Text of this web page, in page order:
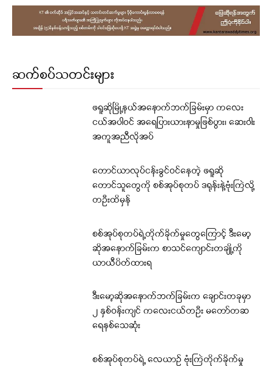
ဆက်စပ်သတင်းများ
ဖရူဆိုမြို့နယ်အနောက်ဘက်ခြမ်းမှာ ကလေး
ငယ်အပါဝင် အရေပြားယားနာမှုဖြစ်ပွား၊ ဆေးဝါး
အကူအညီလိုအပ်
တောင်ယာလုပ်ငန်းခွင်ဝင်နေတဲ့ ဖရူဆို
တောင်သူတွေကို စစ်အုပ်စုတပ် ဒရုန်းနဲ့ဗုံးကြဲလို့
တဦးထိမှန်
စစ်အုပ်စုတပ်ရဲ့တိုက်ခိုက်မှုတွေကြောင့် ဒီးမော့
ဆိုအနောက်ခြမ်းက စာသင်ကျောင်းတချို့ကို
ယာယီပိတ်ထားရ
ဒီးမော့ဆိုအနောက်ဘက်ခြမ်းက ချောင်းတခုမှာ
၂ နှစ်ဝန်းကျင် ကလေးငယ်တဦး မတော်တဆ
ရေနစ်သေဆုံး
စစ်အုပ်စုတပ်ရဲ့ လေယာဉ် ဗုံးကြဲတိုက်ခိုက်မှု